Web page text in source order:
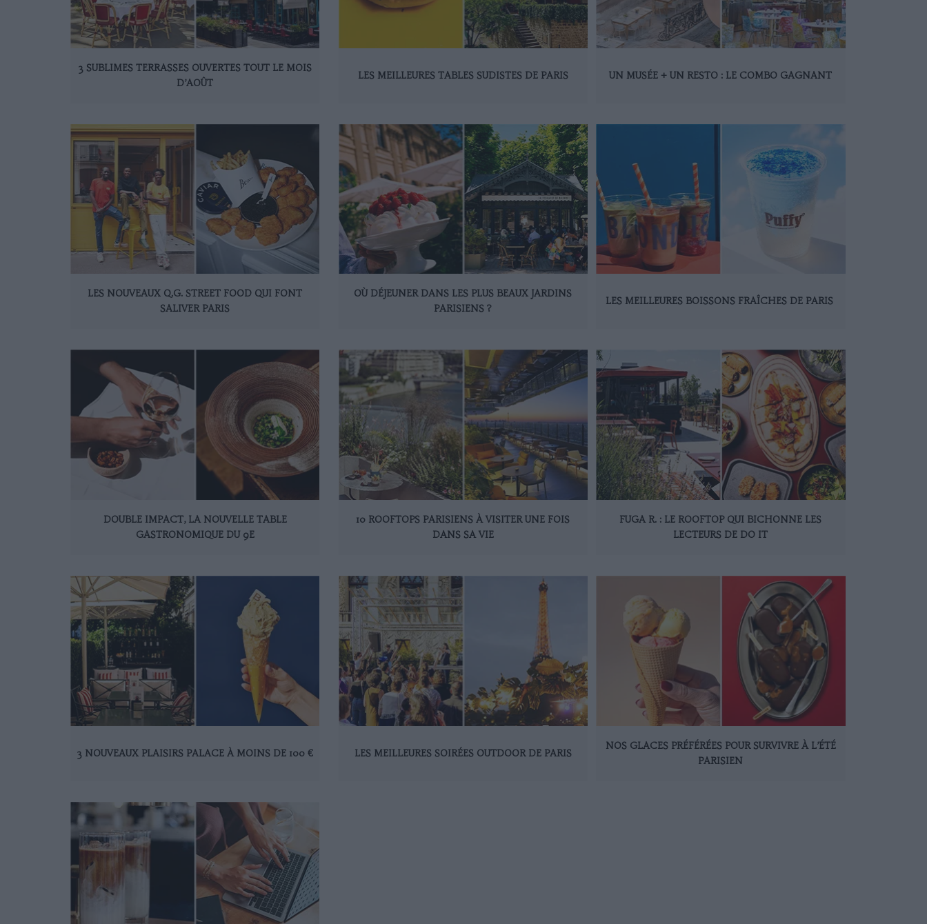
3 SUBLIMES TERRASSES OUVERTES TOUT LE MOIS
D’AOÛT
LES MEILLEURES TABLES SUDISTES DE PARIS UN MUSÉE + UN RESTO : LE COMBO GAGNANT
LES NOUVEAUX Q.G. STREET FOOD QUI FONT
SALIVER PARIS
OÙ DÉJEUNER DANS LES PLUS BEAUX JARDINS
PARISIENS ?
LES MEILLEURES BOISSONS FRAÎCHES DE PARIS
DOUBLE IMPACT, LA NOUVELLE TABLE
GASTRONOMIQUE DU 9E
10 ROOFTOPS PARISIENS À VISITER UNE FOIS
DANS SA VIE
FUGA R. : LE ROOFTOP QUI BICHONNE LES
LECTEURS DE DO IT
3 NOUVEAUX PLAISIRS PALACE À MOINS DE 100 € LES MEILLEURES SOIRÉES OUTDOOR DE PARIS
NOS GLACES PRÉFÉRÉES POUR SURVIVRE À L’ÉTÉ
PARISIEN